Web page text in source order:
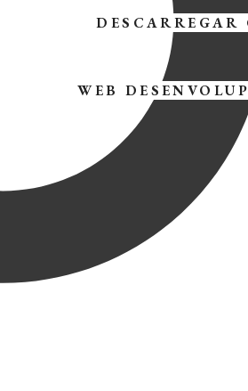
DESCARREGAR
WEB